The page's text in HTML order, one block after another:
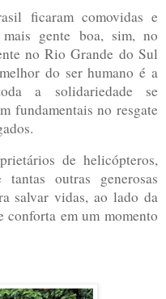
ficaram comovidas e
gente boa, sim, no
no Rio Grande do Sul
do ser humano é a
a solidariedade se
fundamentais no resgate
de helicópteros,
outras generosas
salvar vidas, ao lado da
conforta em um momento